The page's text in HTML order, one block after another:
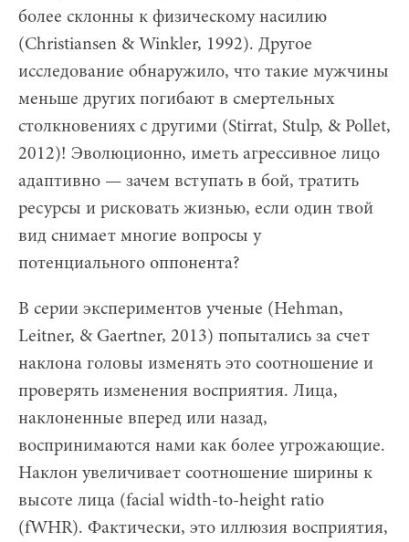
более склонны к физическому насилию
(Christiansen & Winkler, 1992). Другое
исследование обнаружило, что такие мужчины
меньше других погибают в смертельных
столкновениях с другими (Stirrat, Stulp, & Pollet,
2012)! Эволюционно, иметь агрессивное лицо
адаптивно — зачем вступать в бой, тратить
ресурсы и рисковать жизнью, если один твой
вид снимает многие вопросы у
потенциального оппонента?
В серии экспериментов ученые (Hehman,
Leitner, & Gaertner, 2013) попытались за счет
наклона головы изменять это соотношение и
проверять изменения восприятия. Лица,
наклоненные вперед или назад,
воспринимаются нами как более угрожающие.
Наклон увеличивает соотношение ширины к
высоте лица (facial width-to-height ratio
(fWHR). Фактически, это иллюзия восприятия,